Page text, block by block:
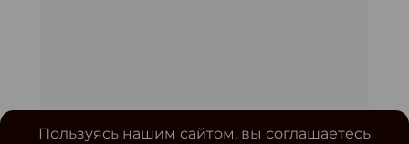
Пользуясь нашим сайтом, вы соглашаетесь